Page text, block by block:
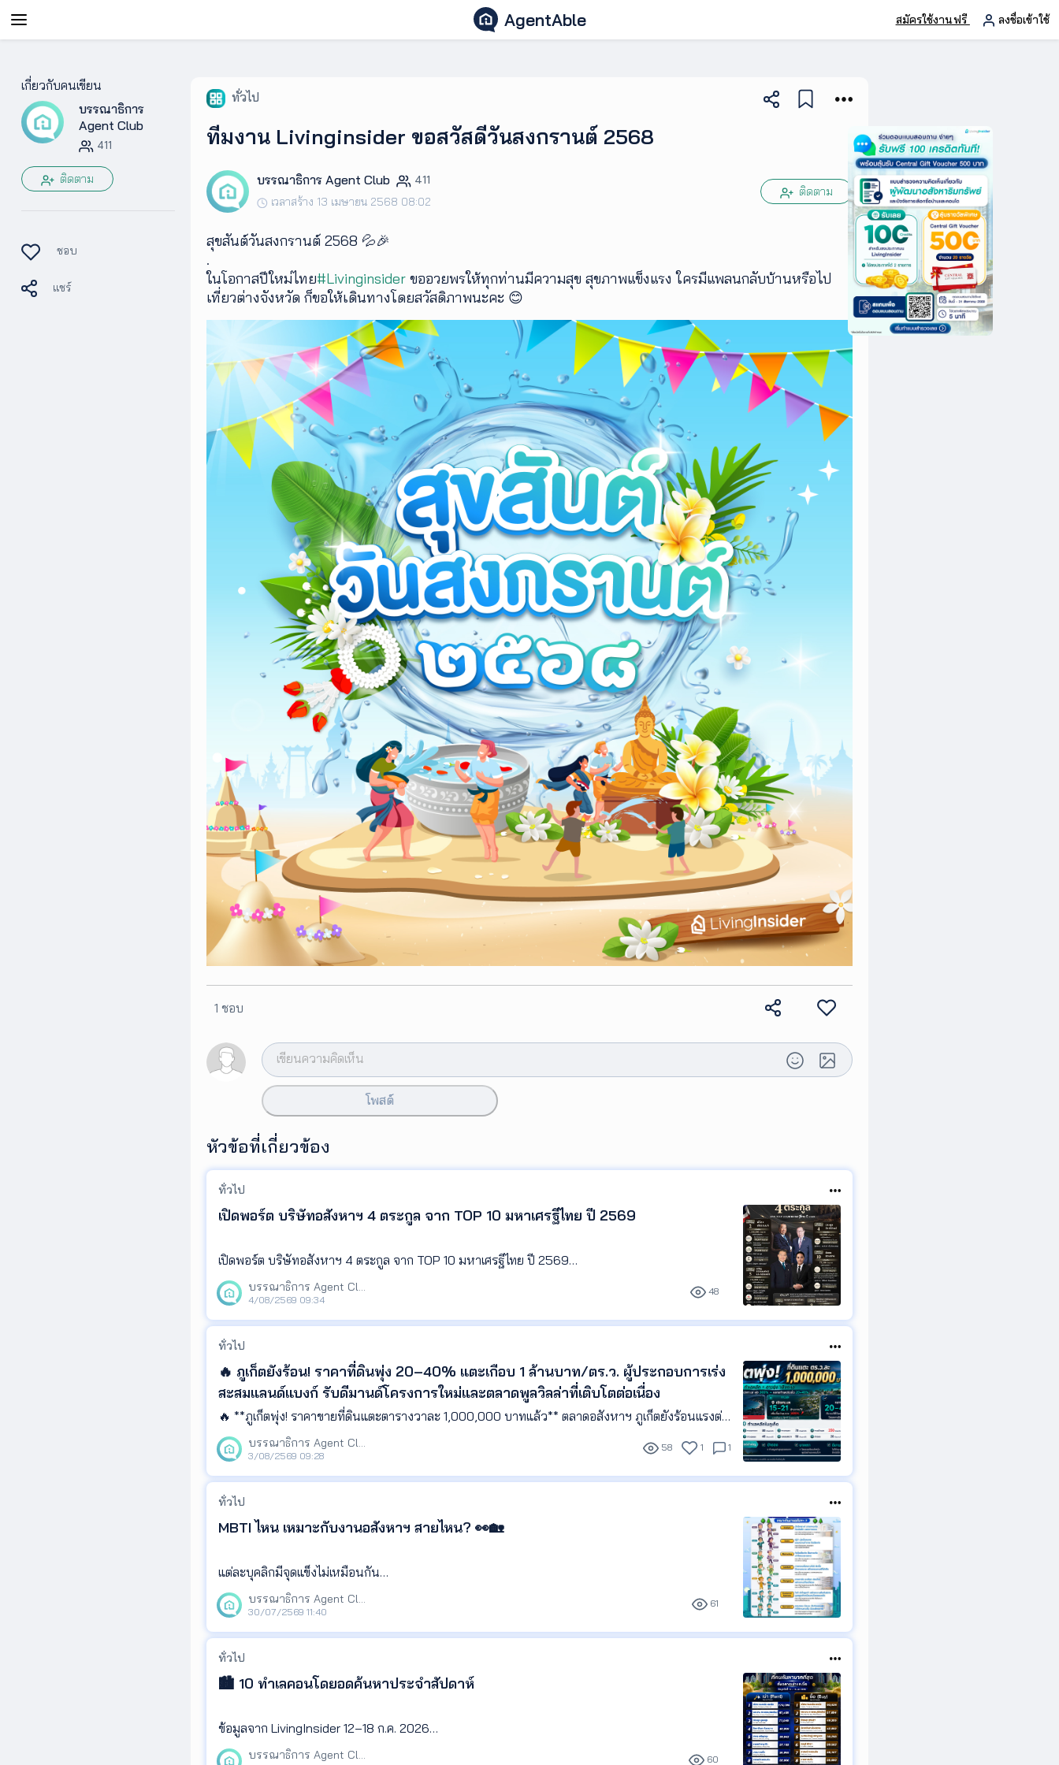
AgentAble สมัครใช้งานฟรี ลงชื่อเข้าใช้
สำหรับ
เอเจ
นท์
AgentClub
AgentTool
UpSkill
เกี่ยวกับคนเขียน
บรรณาธิการ
Agent Club
411
ติดตาม
ชอบ
แชร์
ทั่วไป
ทีมงาน Livinginsider ขอสวัสดีวันสงกรานต์ 2568
บรรณาธิการ Agent Club
411
เวลาสร้าง 13 เมษายน 2568 08:02
ติดตาม
สุขสันต์วันสงกรานต์ 2568 💦🎉
.
ในโอกาสปีใหม่ไทย#Livinginsider ขออวยพรให้ทุกท่านมีความสุข สุขภาพแข็งแรง ใครมีแพลนกลับบ้านหรือไป
เที่ยวต่างจังหวัด ก็ขอให้เดินทางโดยสวัสดิภาพนะคะ 😊
1 ชอบ
โพสต์
หัวข้อที่เกี่ยวข้อง
ทั่วไป
เปิดพอร์ต บริษัทอสังหาฯ 4 ตระกูล จาก TOP 10 มหาเศรฐีไทย ปี 2569
เปิดพอร์ต บริษัทอสังหาฯ 4 ตระกูล จาก TOP 10 มหาเศรฐีไทย ปี 2569
#มหาเศรษฐี #เศรษฐีไทย #บริษัทอสังหา #LivingInfo #LivingInsider
บรรณาธิการ Agent Club
4/08/2569 09:34
48
ทั่วไป
🔥 ภูเก็ตยังร้อน! ราคาที่ดินพุ่ง 20–40% แตะเกือบ 1 ล้านบาท/ตร.ว. ผู้ประกอบการเร่ง
สะสมแลนด์แบงก์ รับดีมานด์โครงการใหม่และตลาดพูลวิลล่าที่เติบโตต่อเนื่อง
🔥 **ภูเก็ตพุ่ง! ราคาขายที่ดินแตะตารางวาละ 1,000,000 บาทแล้ว** ตลาดอสังหาฯ ภูเก็ตยังร้อนแรงต่อเ
นื่อง หลังผู้ประกอบการรายใหญ่เร่งสะสมแลนด์แบงก์ รองรับโครงการใหม่และตลาดพูลวิลล่าที่กำลังเติบโ
ต ส่งผลให้ราคาที่ดินหลายทำเลปรับตัวขึ้นถึง **20–40%**
บรรณาธิการ Agent Club
3/08/2569 09:28
58 1 1
ทั่วไป
MBTI ไหน เหมาะกับงานอสังหาฯ สายไหน? 👀🏡
แต่ละบุคลิกมีจุดแข็งไม่เหมือนกัน
บางคนถนัดวิเคราะห์ บางคนเก่งขาย บางคนเด่นเรื่องไอเดีย หรือดูแลลูกค้า
ลองเช็กจากภาพ แล้วดูว่าสไตล์ของคุณเหมาะกับสายงานไหนที่สุด ✨
#LivingInsider #MBTI #สายงานอสังหา #งานอสังหาริมทรัพย์ #Career #RealEstateCareer
บรรณาธิการ Agent Club
30/07/2569 11:40
61
ทั่วไป
🏙️ 10 ทำเลคอนโดยอดค้นหาประจำสัปดาห์
ข้อมูลจาก LivingInsider 12–18 ก.ค. 2026
บรรณาธิการ Agent Club 60